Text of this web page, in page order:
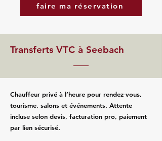
faire ma réservation
Transferts VTC à Seebach
Chauffeur privé à l’heure pour rendez‑vous,
tourisme, salons et événements. Attente
incluse selon devis, facturation pro, paiement
par lien sécurisé.